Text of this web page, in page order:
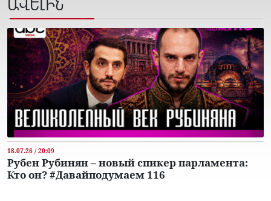
ԱՎԵԼԻՆ
18.07.26 / 20:09
Рубен Рубинян – новый спикер парламента:
Кто он? #Давайподумаем 116